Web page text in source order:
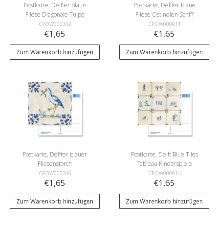
Postkarte, Delfter blaue
Fliese Diagonale Tulpe
Polychrom
CPOW000002
€1,65
Zum Warenkorb hinzufügen
Postkarte, Delfter blaue
Fliese Ostindien Schiff
CPOW000011
€1,65
Zum Warenkorb hinzufügen
Postkarte, Delfter blauer
Fliesenstorch
CPOW000006
€1,65
Zum Warenkorb hinzufügen
Postkarte, Delft Blue Tiles
Tableau Kinderspiele
CPOW000014
€1,65
Zum Warenkorb hinzufügen